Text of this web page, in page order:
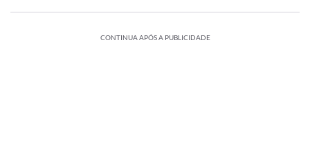
CONTINUA APÓS A PUBLICIDADE